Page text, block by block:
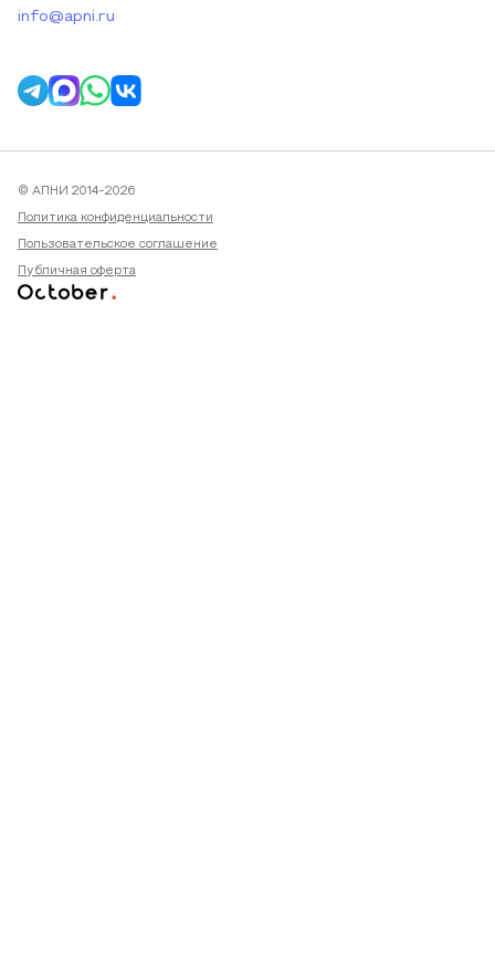
info@apni.ru
© АПНИ 2014-2026
Политика конфиденциальности
Пользовательское соглашение
Публичная оферта